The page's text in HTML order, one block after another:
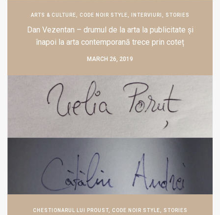
ARTS & CULTURE CODE NOIR STYLE INTERVIURI STORIES
Dan Vezentan – drumul de la arta la publicitate și
înapoi la arta contemporană trece prin coteț
MARCH 26, 2019
CHESTIONARUL LUI PROUST, CODE NOIR STYLE STORIES